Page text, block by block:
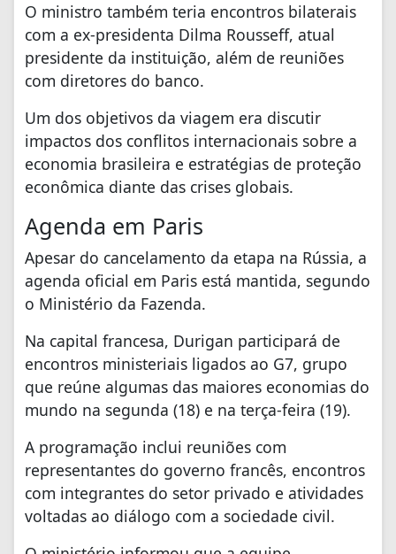
O ministro também teria encontros bilaterais
com a ex-presidenta Dilma Rousseff, atual
presidente da instituição, além de reuniões
com diretores do banco.
Um dos objetivos da viagem era discutir
impactos dos conflitos internacionais sobre a
economia brasileira e estratégias de proteção
econômica diante das crises globais.
Agenda em Paris
Apesar do cancelamento da etapa na Rússia, a
agenda oficial em Paris está mantida, segundo
o Ministério da Fazenda.
Na capital francesa, Durigan participará de
encontros ministeriais ligados ao G7, grupo
que reúne algumas das maiores economias do
mundo na segunda (18) e na terça-feira (19).
A programação inclui reuniões com
representantes do governo francês, encontros
com integrantes do setor privado e atividades
voltadas ao diálogo com a sociedade civil.